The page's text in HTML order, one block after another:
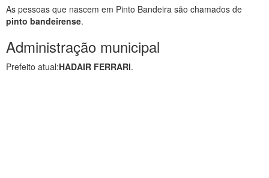
As pessoas que nascem em Pinto Bandeira são chamados de
pinto bandeirense.
Administração municipal
Prefeito atual:HADAIR FERRARI.